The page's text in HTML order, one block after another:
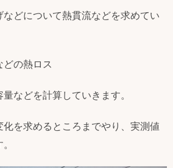
どについて熱貫流などを求めてい
どの熱ロス
などを計算していきます。
を求めるところまでやり、実測値